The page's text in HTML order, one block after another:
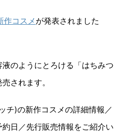
作コスメ が発表されました
のようにとろける「はちみつ
されます。
チ)の新作コスメの詳細情報／
日／先行販売情報をご紹介い